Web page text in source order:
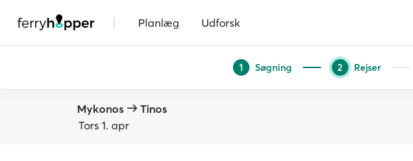
| Planlæg Udforsk
1 Søgning 2 Rejser
Mykonos
Tinos
Tors 1. apr